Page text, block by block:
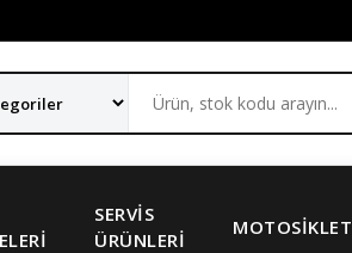
SERVIS
ÜRÜNLERI
MOTOSIKLET